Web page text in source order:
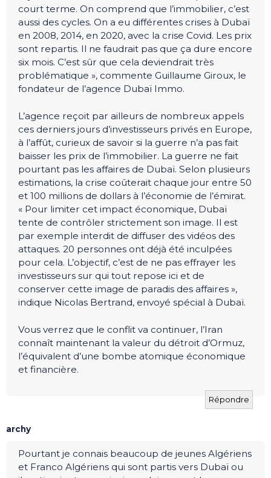
court terme. On comprend que l’immobilier, c’est
aussi des cycles. On a eu différentes crises à Dubaï
en 2008, 2014, en 2020, avec la crise Covid. Les prix
sont repartis. Il ne faudrait pas que ça dure encore
six mois. C’est sûr que cela deviendrait très
problématique », commente Guillaume Giroux, le
fondateur de l’agence Dubaï Immo.
L’agence reçoit par ailleurs de nombreux appels
ces derniers jours d’investisseurs privés en Europe,
à l’affût, curieux de savoir si la guerre n’a pas fait
baisser les prix de l’immobilier. La guerre ne fait
pourtant pas les affaires de Dubaï. Selon plusieurs
estimations, la crise coûterait chaque jour entre 50
et 100 millions de dollars à l’économie de l’émirat.
« Pour limiter cet impact économique, Dubaï
tente de contrôler strictement son image. Il est
par exemple interdit de diffuser des vidéos des
attaques. 20 personnes ont déjà été inculpées
pour cela. L’objectif, c’est de ne pas effrayer les
investisseurs sur qui tout repose ici et de
conserver cette image de paradis des affaires »,
indique Nicolas Bertrand, envoyé spécial à Dubaï.
Vous verrez que le conflit va continuer, l’Iran
connaît maintenant la valeur du détroit d’Ormuz,
l’équivalent d’une bombe atomique économique
et financière.
Répondre
archy
Pourtant je connais beaucoup de jeunes Algériens
et Franco Algériens qui sont partis vers Dubaï ou